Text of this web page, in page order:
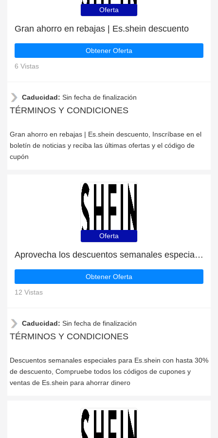
Oferta
Gran ahorro en rebajas | Es.shein descuento
Obtener Oferta
6 Vistas
Caducidad: Sin fecha de finalización
TÉRMINOS Y CONDICIONES
Gran ahorro en rebajas | Es.shein descuento, Inscríbase en el
boletín de noticias y reciba las últimas ofertas y el código de
cupón
Oferta
Aprovecha los descuentos semanales especiales
Obtener Oferta
12 Vistas
Caducidad: Sin fecha de finalización
TÉRMINOS Y CONDICIONES
Descuentos semanales especiales para Es.shein con hasta 30%
de descuento, Compruebe todos los códigos de cupones y
ventas de Es.shein para ahorrar dinero